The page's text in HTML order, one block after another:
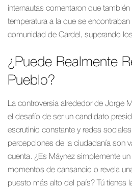
internautas comentaron que
temperatura a la que se
comunidad de Cardel, superando
¿Puede Realmente
Pueblo?
La controversia alrededor de Jorge
el desafío de ser un candidato
escrutinio constante y redes
percepciones de la ciudadanía son
cuenta. ¿Es Máynez simplemente
momentos de cansancio o revela
puesto más alto del país? Tú tienes